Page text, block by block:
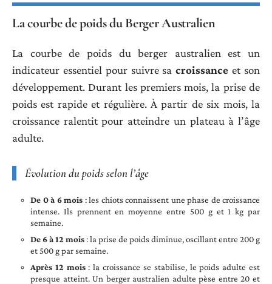
La courbe de poids du Berger Australien
La courbe de poids du berger australien est un
indicateur essentiel pour suivre sacroissance et son
développement. Durant les premiers mois, la prise de
poids est rapide et régulière. À partir de six mois, la
croissance ralentit pour atteindre un plateau à l’âge
adulte.
Évolution du poids selon l’âge
De 0 à 6 mois : les chiots connaissent une phase de croissance
intense. Ils prennent en moyenne entre 500 g et 1 kg par
semaine.
De 6 à 12 mois: la prise de poids diminue, oscillant entre 200 g
et 500 g par semaine.
Après 12 mois: la croissance se stabilise, le poids adulte est
presque atteint. Un berger australien adulte pèse entre 20 et